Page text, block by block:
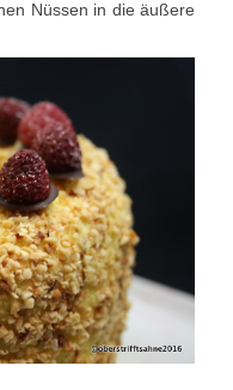
Nüssen in die äußere